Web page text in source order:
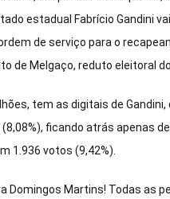
estadual Fabrício Gandini
de serviço para o
de Melgaço, reduto eleitoral
tem as digitais de
ficando atrás apenas
1.936 votos (9,42%).
Domingos Martins! Todas as